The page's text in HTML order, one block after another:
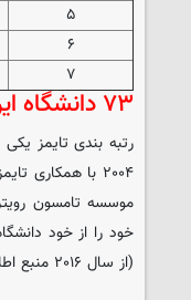
۵
۶
۷
۷۳ دانشگاه ایراتی در ایست برترین‌های تایمز
رتبه بندی تایمز
موسسه تامسون
خود را از خود
(از سال ۲۰۱۶ منبع اطلاعاتی خود را از WoS به پایگاه اسکوپوس تغییر داده است)